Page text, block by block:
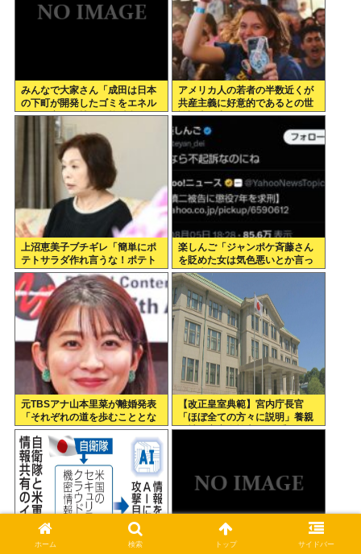
みんなで大家さん「成田は日本
の下町が開発したゴミをエネル
ギーに変える技術と核融合発電
を使うのでエコで高い資産価値
があり利益が出る
アメリカ人の若者の半数近くが
共産主義に好意的であるとの世
論調査が出てしまう
上沼恵美子ブチギレ「簡単にポ
テトサラダ作れ言うな！ポテト
サラダ作りてしんどいんやで！
」
楽しんご「ジャンポケ斉藤さん
を貶めた女は気色悪いとか言っ
てる癖にフェラするとか口だけ
は素直なんだな！週刊誌から金
もらってるだろ」
元TBSアナ山本里菜が離婚発表
「それぞれの道を歩むこととな
りました」
【改正皇室典範】宮内庁長官
「ほぼ全ての方々に説明」養親
候補の宮家皇族方に 男系男子の
ホーム 検索 トップ サイドバー